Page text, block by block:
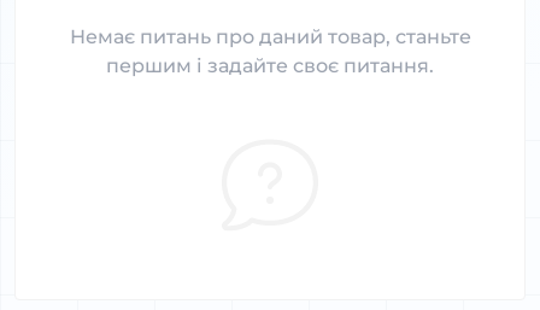
Немає питань про даний товар, станьте
першим і задайте своє питання.